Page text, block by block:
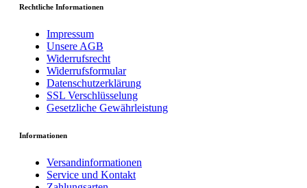
Rechtliche Informationen
Impressum
Unsere AGB
Widerrufsrecht
Widerrufsformular
Datenschutzerklärung
SSL Verschlüsselung
Gesetzliche Gewährleistung
Informationen
Versandinformationen
Service und Kontakt